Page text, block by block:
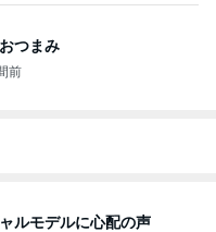
つまみ
前
ルモデルに心配の声